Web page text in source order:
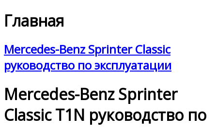
Главная
Mercedes-Benz Sprinter Classic
руководство по эксплуатации
Mercedes-Benz Sprinter
Classic T1N руководство по